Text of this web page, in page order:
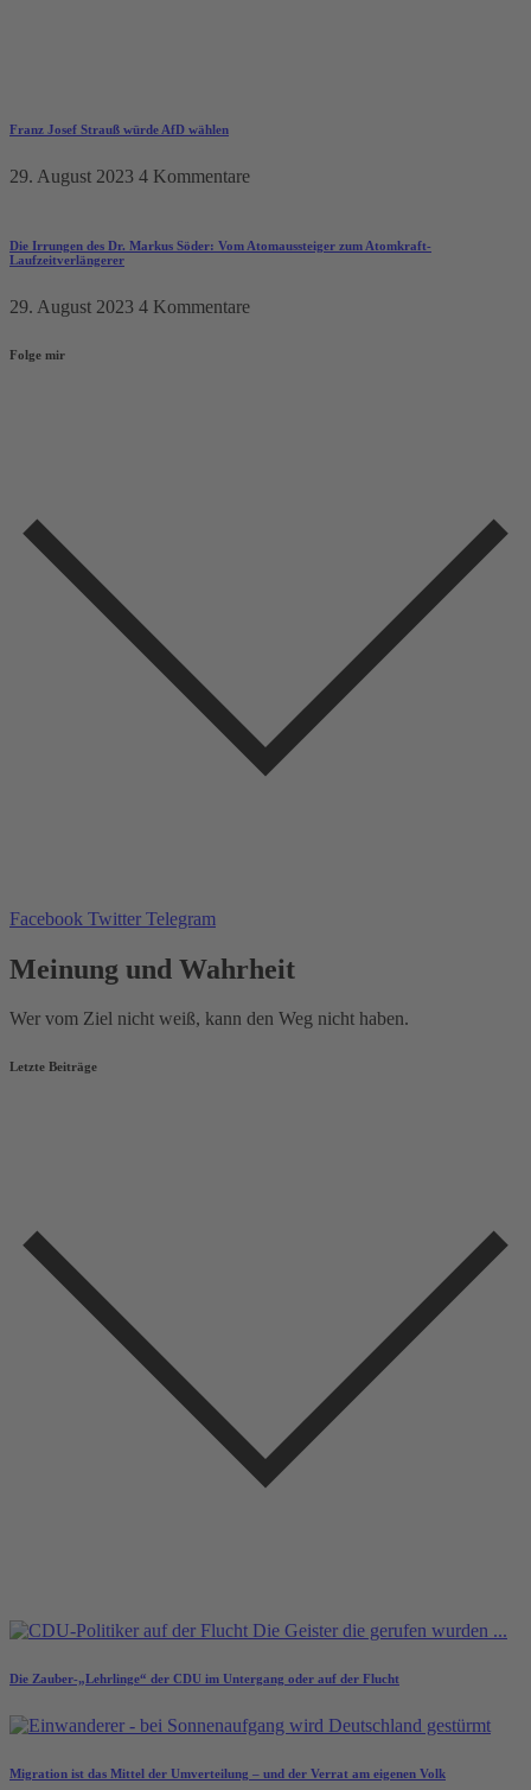
Franz Josef Strauß würde AfD wählen
29. August 2023 4 Kommentare
Die Irrungen des Dr. Markus Söder: Vom Atomaussteiger zum Atomkraft-
Laufzeitverlängerer
29. August 2023 4 Kommentare
Folge mir
Facebook Twitter Telegram
Meinung und Wahrheit
Wer vom Ziel nicht weiß, kann den Weg nicht haben.
Letzte Beiträge
Die Zauber-„Lehrlinge“ der CDU im Untergang oder auf der Flucht
Migration ist das Mittel der Umverteilung – und der Verrat am eigenen Volk